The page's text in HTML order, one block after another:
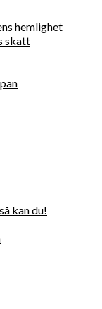
hemlighet
skatt
kan du!